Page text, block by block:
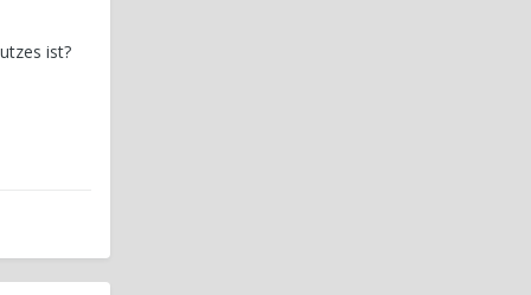
ist?